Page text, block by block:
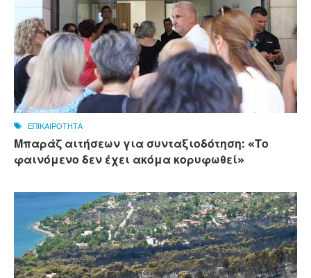
ΕΠΙΚΑΙΡΟΤΗΤΑ
Μπαράζ αιτήσεων για συνταξιοδότηση: «Το
φαινόμενο δεν έχει ακόμα κορυφωθεί»